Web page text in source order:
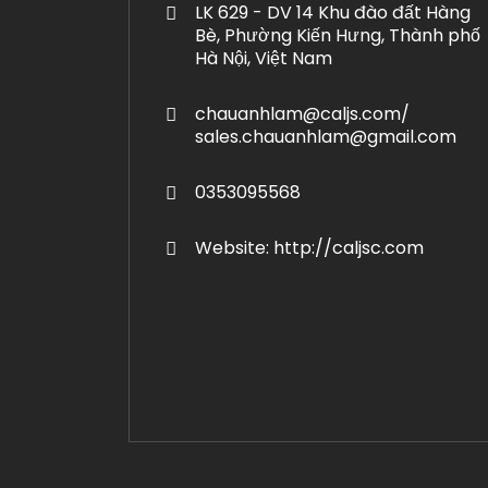
LK 629 - DV 14 Khu đào đất Hàng
Bè, Phường Kiến Hưng, Thành phố
Hà Nội, Việt Nam
chauanhlam@caljs.com/
sales.chauanhlam@gmail.com
0353095568
Website: http://caljsc.com